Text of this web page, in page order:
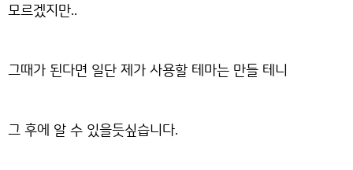
모르겠지만..
그때가 된다면 일단 제가 사용할 테마는 만들 테니
그 후에 알 수 있을듯싶습니다.